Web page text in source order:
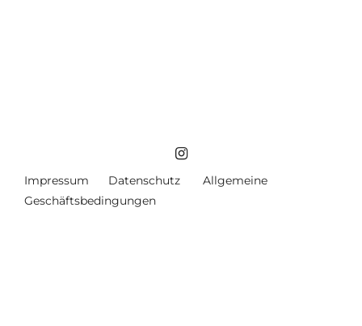
Impressum Datenschutz
Allgemeine
Geschäftsbedingungen